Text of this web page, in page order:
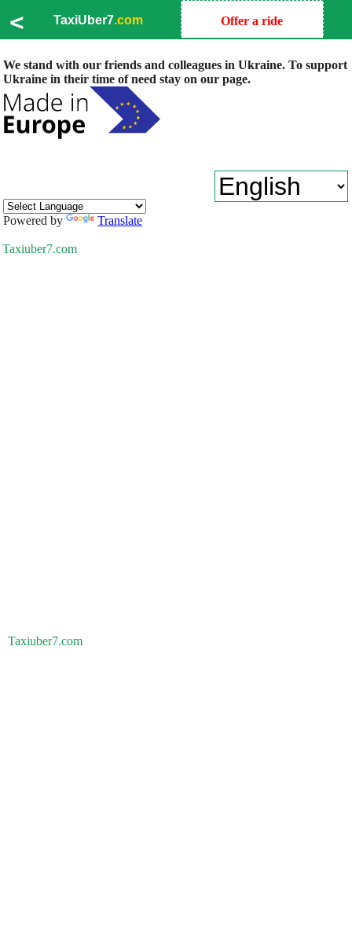
< TaxiUber7.com Offer a ride
We stand with our friends and colleagues in Ukraine. To support
Ukraine in their time of need stay on our page.
Powered by Translate
Taxiuber7.com
Taxiuber7.com